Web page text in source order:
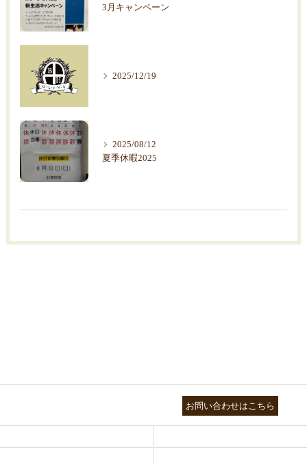
3月キャンペーン
2025/12/19
2025/08/12
夏季休暇2025
お問い合わせはこちら